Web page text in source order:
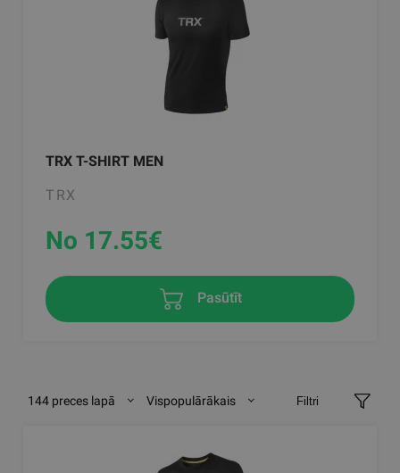
TRX T-SHIRT MEN
TRX
No 17.55€
Pasūtīt
144 preces lapā Vispopulārākais Filtri